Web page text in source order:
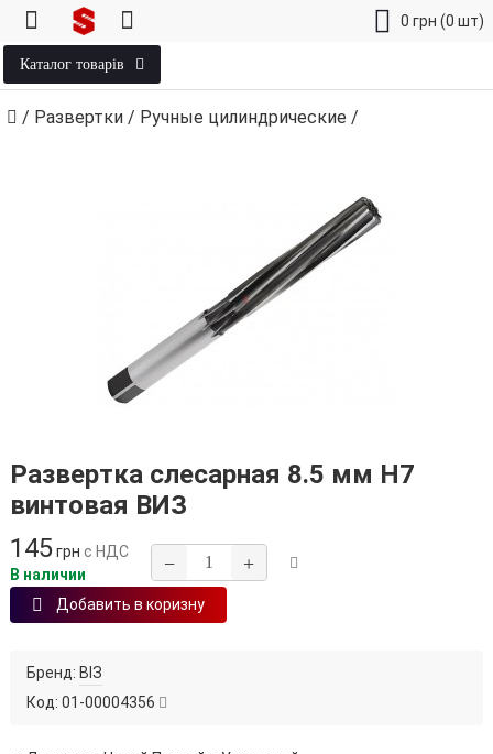
0 грн (0 шт)
Каталог товарів
/ Развертки / Ручные цилиндрические /
Развертка слесарная 8.5 мм H7
винтовая ВИЗ
145грн с НДС
В наличии
− +
Добавить в коризну
Бренд: ВІЗ
Код: 01-00004356